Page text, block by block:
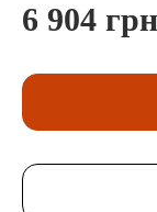
6 904